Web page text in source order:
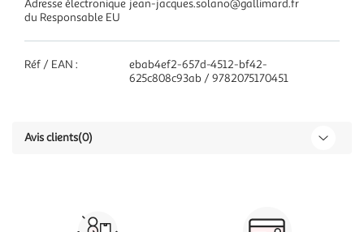
Adresse électronique
du Responsable EU
jean-jacques.solano@gallimard.fr
Réf / EAN :
ebab4ef2-657d-4512-bf42-
625c808c93ab / 9782075170451
Avis clients(0)